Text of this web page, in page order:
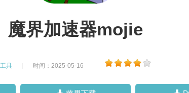
魔界加速器mojie
工具 时间：2025-05-16